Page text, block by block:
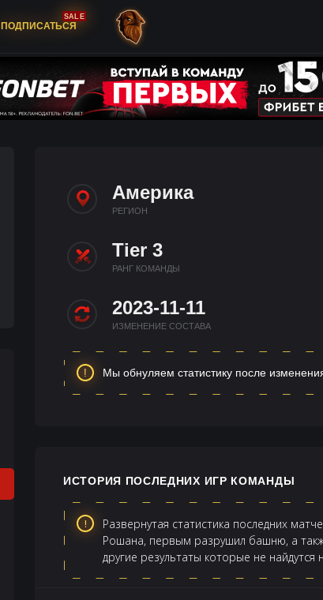
ПОДПИСАТЬСЯ
SALE
Америка
РЕГИОН
Tier 3
РАНГ КОМАНДЫ
2023-11-11
ИЗМЕНЕНИЕ СОСТАВА
Мы обнуляем статистику после
ИСТОРИЯ ПОСЛЕДНИХ ИГР КОМАНДЫ
Развернутая статистика последних
Рошана, первым разрушил башню, а
другие результаты которые не